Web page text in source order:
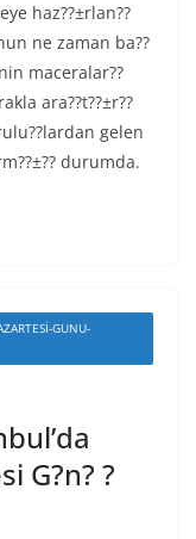
haz??±rlan??
ne zaman ba??
maceralar??
ara??t??±r??
gelen
durumda.
GUNU-
G?n? ?